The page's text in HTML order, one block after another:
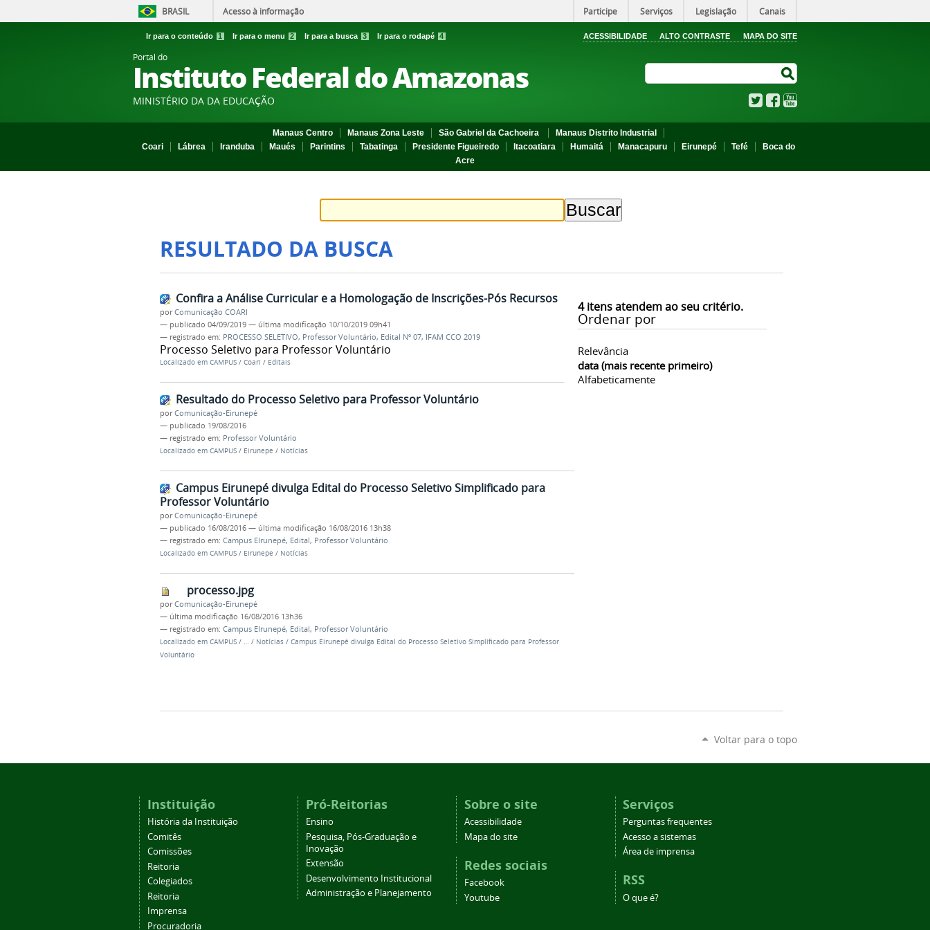
BRASIL Acesso à informação Participe Serviços Legislação Canais
Ir para o conteúdo 1 Ir para o menu 2 Ir para a busca 3 Ir para o rodapé 4 ACESSIBILIDADE ALTO CONTRASTE MAPA DO SITE
Portal do
Instituto Federal do Amazonas
MINISTÉRIO DA DA EDUCAÇÃO TwitterFacebook
Manaus Centro Manaus Zona Leste São Gabriel da Cachoeira
Manaus Distrito Industrial
Coari
Lábrea Iranduba Maués Parintins Tabatinga Presidente Figueiredo Itacoatiara Humaitá Manacapuru Eirunepé Tefé
Boca do
Acre
RESULTADO DA BUSCA
4itens atendem ao seu critério.
Ordenar por
Relevância
data (mais recente primeiro)
Alfabeticamente
Confira a Análise Curricular e a Homologação de Inscrições-Pós Recursos
porComunicação COARI
— publicado 04/09/2019 — última modificação 10/10/2019 09h41
— registrado em: PROCESSO SELETIVO, Professor Voluntário, Edital Nº 07, IFAM CCO 2019
Processo Seletivo para Professor Voluntário
Localizado em CAMPUS / Coari / Editais
Resultado do Processo Seletivo para Professor Voluntário
porComunicação-Eirunepé
— publicado 19/08/2016
— registrado em: Professor Voluntário
Localizado em CAMPUS / Eirunepe / Notícias
Campus Eirunepé divulga Edital do Processo Seletivo Simplificado para
Professor Voluntário
porComunicação-Eirunepé
— publicado 16/08/2016 — última modificação 16/08/2016 13h38
— registrado em: Campus EIrunepé, Edital, Professor Voluntário
Localizado em CAMPUS / Eirunepe / Notícias
processo.jpg
porComunicação-Eirunepé
— última modificação 16/08/2016 13h36
— registrado em: Campus EIrunepé, Edital, Professor Voluntário
Localizado em CAMPUS / / Notícias / Campus Eirunepé divulga Edital do Processo Seletivo Simplificado para Professor
Voluntário
Voltar para o topo
Instituição
História da Instituição
Comitês
Comissões
Reitoria
Colegiados
Reitoria
Imprensa
Procuradoria
Pró-Reitorias
Ensino
Pesquisa, Pós-Graduação e
Inovação
Extensão
Desenvolvimento Institucional
Administração e Planejamento
Sobre o site
Acessibilidade
Mapa do site
Redes sociais
Facebook
Youtube
Serviços
Perguntas frequentes
Acesso a sistemas
Área de imprensa
RSS
O que é?